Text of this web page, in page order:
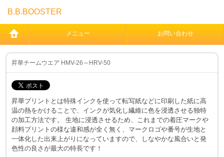
B.B.BOOSTER
メニュー お問い合わせ
昇華チームウエア HMV-26～HRV-50
昇華プリントとは特殊インクを使って転写紙などに印刷した紙に高
温の熱をかけることで、インクが気化し繊維に色を浸透させる独特
の加工方法です。 生地に浸透させるため、これまでの着圧マークや
顔料プリントの様な違和感が全く無く、マークロゴや番号が生地と
一体化した出来上がりになっていますので、しなやかな風合いと発
色性の良さが最大の特長です！